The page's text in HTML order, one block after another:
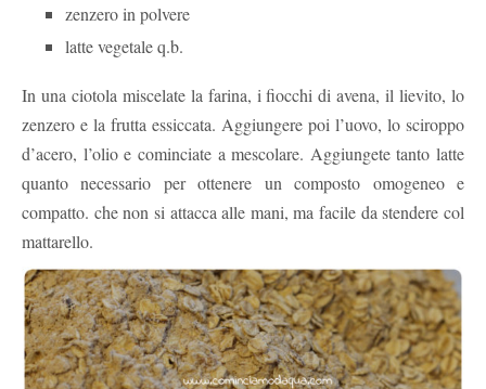
zenzero in polvere
latte vegetale q.b.
In una ciotola miscelate la farina, i fiocchi di avena, il lievito, lo
zenzero e la frutta essiccata. Aggiungere poi l’uovo, lo sciroppo
d’acero, l’olio e cominciate a mescolare. Aggiungete tanto latte
quanto necessario per ottenere un composto omogeneo e
compatto. che non si attacca alle mani, ma facile da stendere col
mattarello.